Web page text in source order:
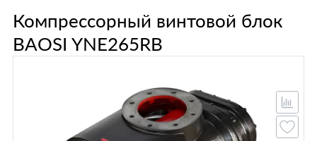
Компрессорный винтовой блок
BAOSI YNE265RB